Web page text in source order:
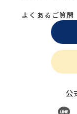
よくあるご質問
公